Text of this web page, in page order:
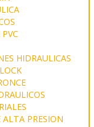
HIDRAULICAS
ALTA PRESION